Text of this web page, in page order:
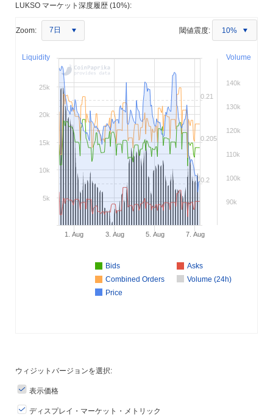
LUKSO マーケット深度履歴 (10%):
Zoom: 7日 閾値震度: 10%
Volume
Liquidity
Bids
Asks
Combined Orders
Volume (24h)
Price
1. Aug 3. Aug 5. Aug 7. Aug
0.2
0.205
0.21
90k
100k
110k
120k
130k
140k
5k
10k
15k
20k
25k
ウィジットバージョンを選択:
表示価格
ディスプレイ・マーケット・メトリック